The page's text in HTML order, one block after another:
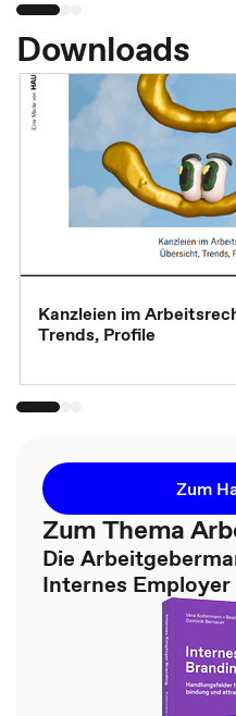
Downloads
Kanzleien im
Trends, Profile
Zum
Zum Thema
Die
Internes